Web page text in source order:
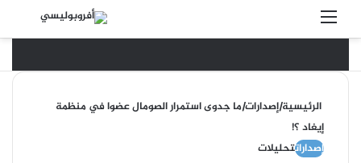
الرئيسية|إصدارات|ما جدوى استمرار الصومال عضوا في منظمة
إيغاد ؟!
إصداراتتحليلات